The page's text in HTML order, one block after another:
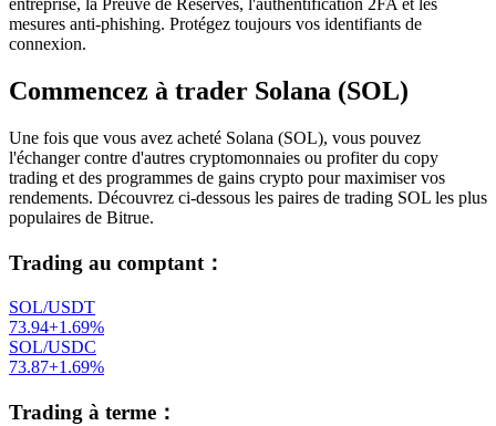
entreprise, la Preuve de Réserves, l'authentification 2FA et les
mesures anti-phishing. Protégez toujours vos identifiants de
connexion.
Commencez à trader Solana (SOL)
Une fois que vous avez acheté Solana (SOL), vous pouvez
l'échanger contre d'autres cryptomonnaies ou profiter du copy
trading et des programmes de gains crypto pour maximiser vos
rendements. Découvrez ci-dessous les paires de trading SOL les plus
populaires de Bitrue.
Trading au comptant ：
SOL/USDT
73.94+1.69%
SOL/USDC
73.87+1.69%
Trading à terme ：